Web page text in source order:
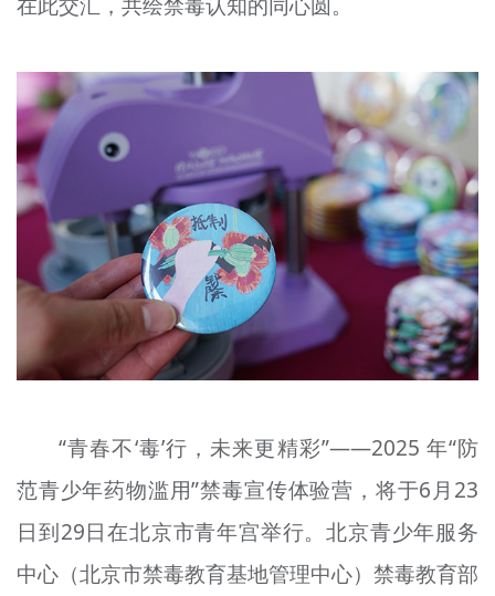
“青春不‘毒’行，未来更精彩”——2025 年“防
范青少年药物滥用”禁毒宣传体验营，将于6月23
日到29日在北京市青年宫举行。北京青少年服务
中心（北京市禁毒教育基地管理中心）禁毒教育部